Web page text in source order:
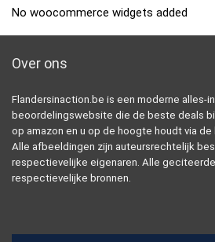
No woocommerce widgets added
Over ons
Flandersinaction.be is een moderne alles-
beoordelingswebsite die de beste deals
op amazon en u op de hoogte houdt via
Alle afbeeldingen zijn auteursrechtelijk
respectievelijke eigenaren. Alle
respectievelijke bronnen.